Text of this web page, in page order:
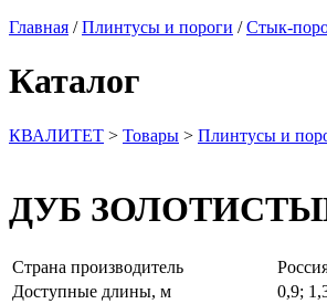
Главная /Плинтусы и пороги /Стык-
Каталог
КВАЛИТЕТ > Товары > Плинтусы и
ДУБ
Страна производитель
Доступные длины, м
0,9;